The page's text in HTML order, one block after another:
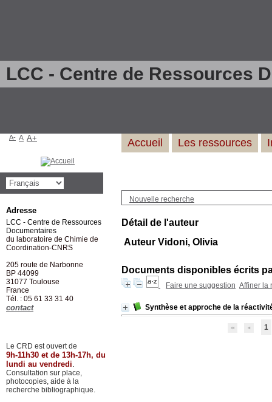
LCC - Centre de Ressources
Nouvelle recherche
Détail de l'auteur
Auteur Vidoni, Olivia
Documents disponibles écrits
Faire une suggestion Affiner la
Synthèse et approche de la
1
Accueil Les ressources
A- A A+
Adresse
LCC - Centre de Ressources
Documentaires
du laboratoire de Chimie de
Coordination-CNRS
205 route de Narbonne
BP 44099
31077 Toulouse
France
Tél. : 05 61 33 31 40
contact
Le CRD est ouvert de
9h-11h30 et de 13h-17h, du
lundi au vendredi.
Consultation sur place,
photocopies, aide à la
recherche bibliographique.